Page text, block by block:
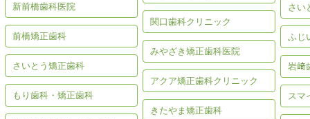
新前橋歯科医院
前橋矯正歯科
さいとう矯正歯科
もり歯科・矯正歯科
関口歯科クリニック
みやざき矯正歯科医院
アクア矯正歯科クリニック
きたやま矯正歯科
さい
ふじ
岩﨑
スマ